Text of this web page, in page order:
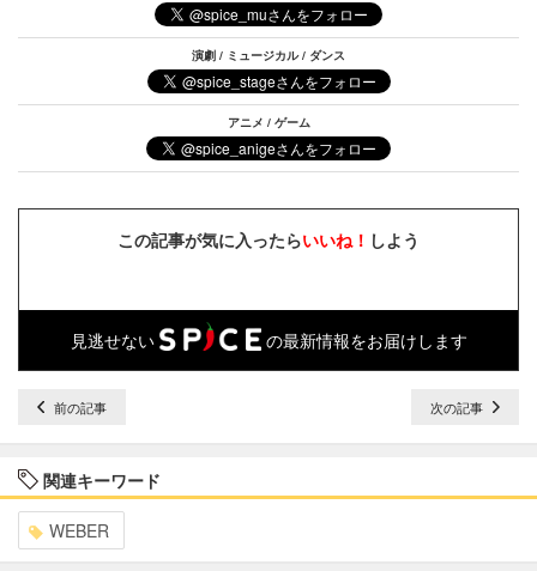
演劇 / ミュージカル / ダンス
アニメ / ゲーム
この記事が気に入ったらいいね！ しよう
見逃せない の最新情報をお届けします
前の記事 次の記事
関連キーワード
WEBER